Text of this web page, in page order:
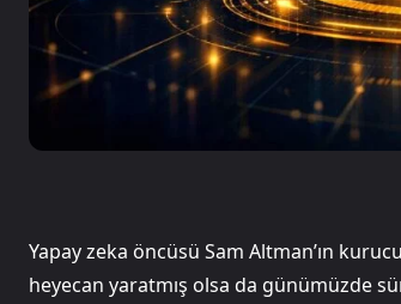
Yapay zeka öncüsü Sam Altman’ın
heyecan yaratmış olsa da günümüzde